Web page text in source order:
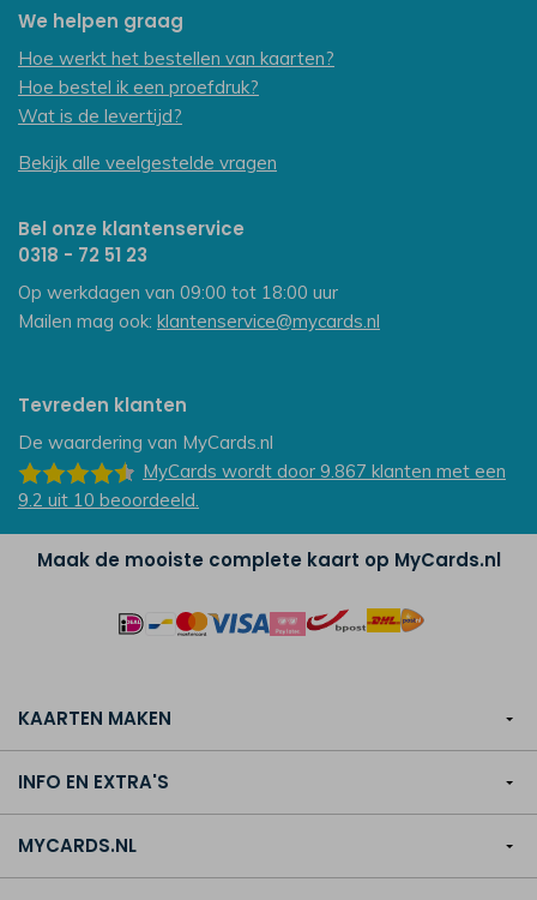
We helpen graag
Hoe werkt het bestellen van kaarten?
Hoe bestel ik een proefdruk?
Wat is de levertijd?
Bekijk alle veelgestelde vragen
Bel onze klantenservice
0318 - 72 51 23
Op werkdagen van 09:00 tot 18:00 uur
Mailen mag ook: klantenservice@mycards.nl
Tevreden klanten
De waardering van MyCards.nl
MyCards wordt door 9.867 klanten met een
9.2 uit 10 beoordeeld.
Maak de mooiste complete kaart op MyCards.nl
KAARTEN MAKEN
INFO EN EXTRA'S
MYCARDS.NL